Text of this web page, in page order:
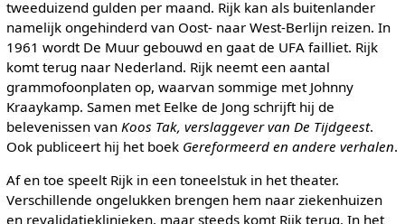
tweeduizend gulden per maand. Rijk kan als buitenlander
namelijk ongehinderd van Oost- naar West-Berlijn reizen. In
1961 wordt De Muur gebouwd en gaat de UFA failliet. Rijk
komt terug naar Nederland. Rijk neemt een aantal
grammofoonplaten op, waarvan sommige met Johnny
Kraaykamp. Samen met Eelke de Jong schrijft hij de
belevenissen van Koos Tak, verslaggever van De Tijdgeest.
Ook publiceert hij het boek Gereformeerd en andere verhalen.
Af en toe speelt Rijk in een toneelstuk in het theater.
Verschillende ongelukken brengen hem naar ziekenhuizen
en revalidatieklinieken, maar steeds komt Rijk terug. In het